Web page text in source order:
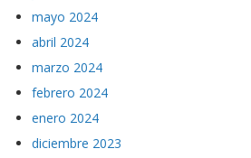
mayo 2024
abril 2024
marzo 2024
febrero 2024
enero 2024
diciembre 2023